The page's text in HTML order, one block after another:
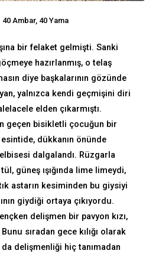
40 Ambar, 40 Yama
bir felaket gelmişti. Sanki
hazırlanmış, o telaş
diye başkalarının gözünde
yalnızca kendi geçmişini diri
elden çıkarmıştı.
geçen bisikletli çocuğun bir
esintide, dükkanın önünde
dalgalandı. Rüzgarla
tül, güneş ışığında lime limeydi,
astarın kesiminden bu giysiyi
giydiği ortaya çıkıyordu.
delişmen bir pavyon kızı,
sıradan gece kılığı olarak
da delişmenliği hiç tanımadan